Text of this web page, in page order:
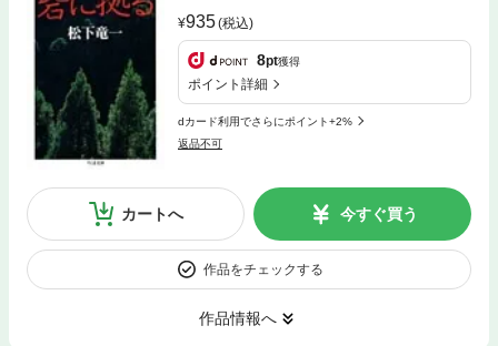
935(税込)
8pt獲得
ポイント詳細
dカード利用でさらにポイント+2%
返品不可
カートへ 今すぐ買う
作品をチェックする
作品情報へ